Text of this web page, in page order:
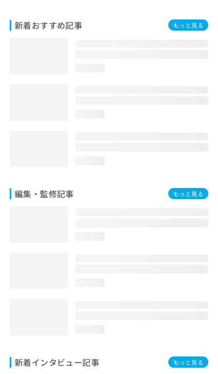
新着おすすめ記事 もっと見る
編集・監修記事 もっと見る
新着インタビュー記事 もっと見る
い